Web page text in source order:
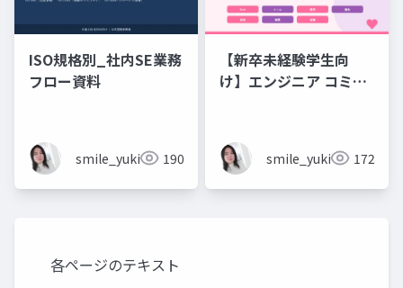
ISO規格別_社内SE業務
フロー資料
smile_yukiko_it190
【新卒未経験学生向
け】エンジニア コミュ
のコミュニケーション
フレーズ集smile_yukiko_it172
各ページのテキスト